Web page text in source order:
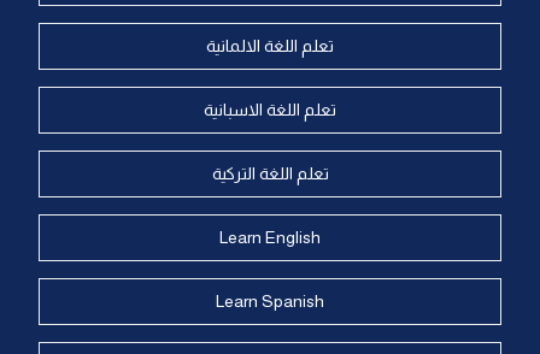
تعلم اللغة الالمانية
تعلم اللغة الاسبانية
تعلم اللغة التركية
Learn English
Learn Spanish